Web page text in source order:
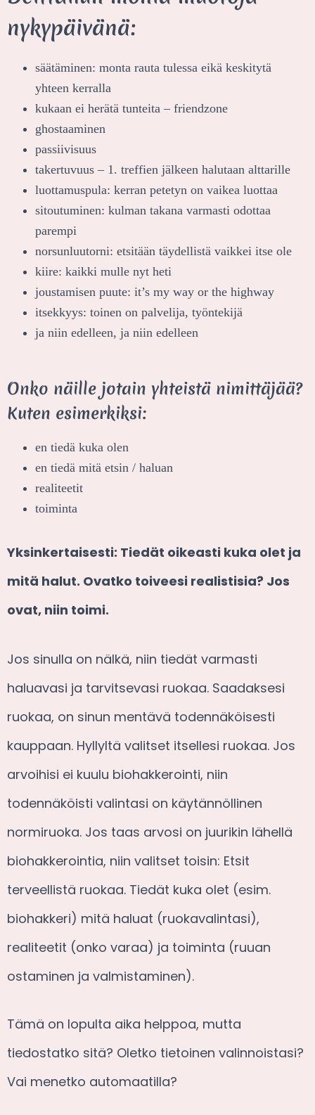
nykypäivänä:
säätäminen: monta rauta tulessa eikä keskitytä
yhteen kerralla
kukaan ei herätä tunteita – friendzone
ghostaaminen
passiivisuus
takertuvuus – 1. treffien jälkeen halutaan alttarille
luottamuspula: kerran petetyn on vaikea luottaa
sitoutuminen: kulman takana varmasti odottaa
parempi
norsunluutorni: etsitään täydellistä vaikkei itse ole
kiire: kaikki mulle nyt heti
joustamisen puute: it’s my way or the highway
itsekkyys: toinen on palvelija, työntekijä
ja niin edelleen, ja niin edelleen
Onko näille jotain yhteistä nimittäjää?
Kuten esimerkiksi:
en tiedä kuka olen
en tiedä mitä etsin / haluan
realiteetit
toiminta
Yksinkertaisesti: Tiedät oikeasti kuka olet ja
mitä halut. Ovatko toiveesi realistisia? Jos
ovat, niin toimi.
Jos sinulla on nälkä, niin tiedät varmasti
haluavasi ja tarvitsevasi ruokaa. Saadaksesi
ruokaa, on sinun mentävä todennäköisesti
kauppaan. Hyllyltä valitset itsellesi ruokaa. Jos
arvoihisi ei kuulu biohakkerointi, niin
todennäköisti valintasi on käytännöllinen
normiruoka. Jos taas arvosi on juurikin lähellä
biohakkerointia, niin valitset toisin: Etsit
terveellistä ruokaa. Tiedät kuka olet (esim.
biohakkeri) mitä haluat (ruokavalintasi),
realiteetit (onko varaa) ja toiminta (ruuan
ostaminen ja valmistaminen).
Tämä on lopulta aika helppoa, mutta
tiedostatko sitä? Oletko tietoinen valinnoistasi?
Vai menetko automaatilla?